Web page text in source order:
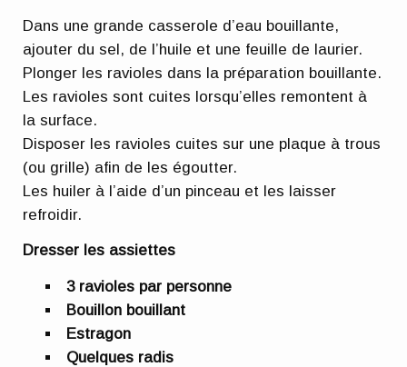
Dans une grande casserole d’eau bouillante,
ajouter du sel, de l’huile et une feuille de laurier.
Plonger les ravioles dans la préparation bouillante.
Les ravioles sont cuites lorsqu’elles remontent à
la surface.
Disposer les ravioles cuites sur une plaque à trous
(ou grille) afin de les égoutter.
Les huiler à l’aide d’un pinceau et les laisser
refroidir.
Dresser les assiettes
3 ravioles par personne
Bouillon bouillant
Estragon
Quelques radis